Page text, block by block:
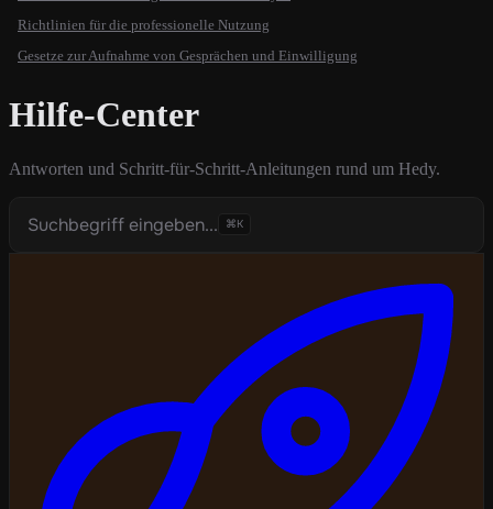
Richtlinien für die professionelle Nutzung
Gesetze zur Aufnahme von Gesprächen und Einwilligung
Hilfe-Center
Antworten und Schritt-für-Schritt-Anleitungen rund um Hedy.
Suchbegriff eingeben... ⌘K